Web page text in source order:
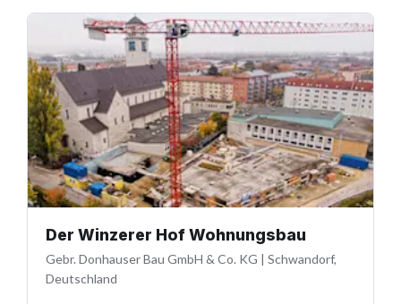
Der Winzerer Hof Wohnungsbau
Gebr. Donhauser Bau GmbH & Co. KG | Schwandorf,
Deutschland